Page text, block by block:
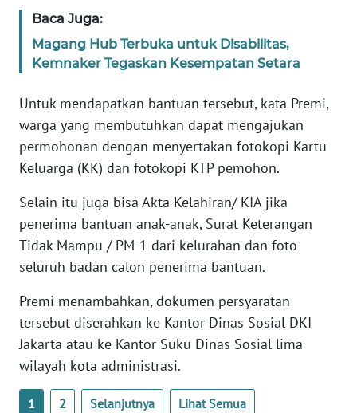
Baca Juga:
Magang Hub Terbuka untuk Disabilitas,
Kemnaker Tegaskan Kesempatan Setara
Untuk mendapatkan bantuan tersebut, kata Premi,
warga yang membutuhkan dapat mengajukan
permohonan dengan menyertakan fotokopi Kartu
Keluarga (KK) dan fotokopi KTP pemohon.
Selain itu juga bisa Akta Kelahiran/ KIA jika
penerima bantuan anak-anak, Surat Keterangan
Tidak Mampu / PM-1 dari kelurahan dan foto
seluruh badan calon penerima bantuan.
Premi menambahkan, dokumen persyaratan
tersebut diserahkan ke Kantor Dinas Sosial DKI
Jakarta atau ke Kantor Suku Dinas Sosial lima
wilayah kota administrasi.
1 2 Selanjutnya Lihat Semua
SULBAR
BABEL
WN
SUMBAR
WN
SUMSEL
WN
WN
LAMPUNG
WN
JATENG